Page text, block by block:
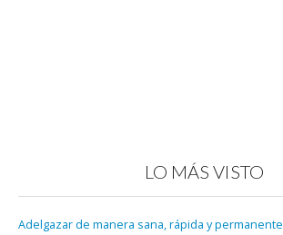
LO MÁS VISTO
Adelgazar de manera sana, rápida y permanente